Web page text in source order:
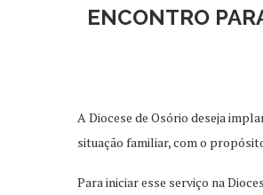
ENCONTRO
A Diocese de Osório deseja
situação familiar, com o
Para iniciar esse serviço na